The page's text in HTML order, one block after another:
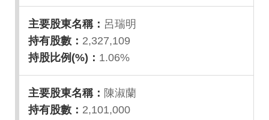
呂瑞明
2,327,109
1.06%
陳淑蘭
2,101,000